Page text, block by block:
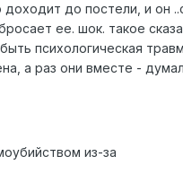
до постели, и он
ее. шок. такое
психологическая
а раз они вместе -
из-за